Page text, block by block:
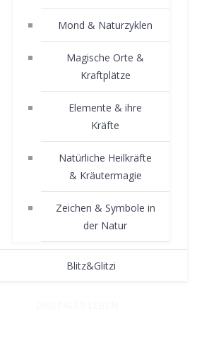
Mond & Naturzyklen
Magische Orte &
Kraftplätze
Elemente & ihre
Kräfte
Natürliche Heilkräfte
& Kräutermagie
Zeichen & Symbole in
der Natur
Blitz&Glitzi